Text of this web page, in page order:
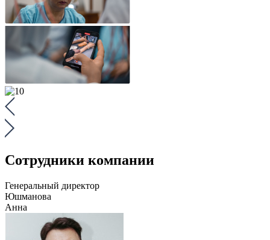
Сотрудники компании
Генеральный директор
Юшманова
Анна